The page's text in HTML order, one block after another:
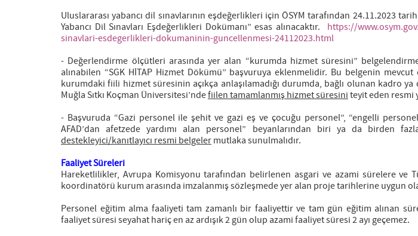
Uluslararası yabancı dil sınavlarının eşdeğerlikleri için ÖSYM tarafından 24.11.2023
Yabancı Dil Sınavları Eşdeğerlikleri Dokümanı” esas alınacaktır. https://
sinavlari-esdegerlikleri-dokumaninin-guncellenmesi-24112023.html
- Değerlendirme ölçütleri arasında yer alan “kurumda hizmet süresini”
alınabilen “SGK HİTAP Hizmet Dökümü” başvuruya eklenmelidir. Bu belgenin
kurumdaki fiili hizmet süresinin açıkça anlaşılamadığı durumda, bağlı olunan kadro
Muğla Sıtkı Koçman Üniversitesi’ndefiilen tamamlanmış hizmet süresiniteyit eden resmi
­- Başvuruda “Gazi personel ile şehit ve gazi eş ve çocuğu personel”, “engelli
AFAD’dan afetzede yardımı alan personel” beyanlarından biri ya da birden
destekleyici/kanıtlayıcı resmi belgelermutlaka sunulmalıdır.
Faaliyet Süreleri
Hareketlilikler, Avrupa Komisyonu tarafından belirlenen asgari ve azami sürelere ve
koordinatörü kurum arasında imzalanmış sözleşmede yer alan proje tarihlerine uygun
Personel eğitim alma faaliyeti tam zamanlı bir faaliyettir ve tam gün eğitim alınan
faaliyet süresi seyahat hariç en az ardışık 2 gün olup azami faaliyet süresi 2 ayı geçemez.